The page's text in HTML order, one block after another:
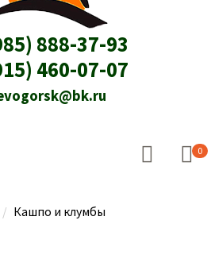
888-37-93
460-07-07
0
Кашпо и клумбы